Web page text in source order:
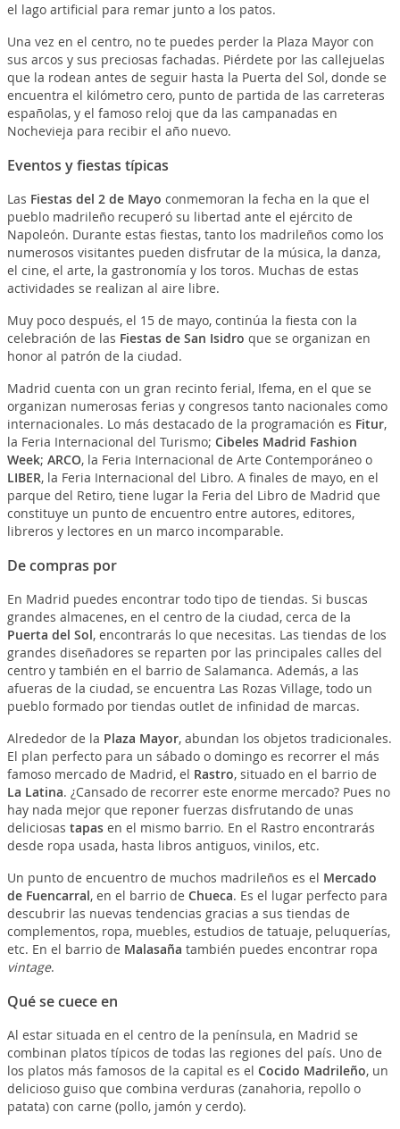
el lago artificial para remar junto a los patos.
Una vez en el centro, no te puedes perder la Plaza Mayor con
sus arcos y sus preciosas fachadas. Piérdete por las callejuelas
que la rodean antes de seguir hasta la Puerta del Sol, donde se
encuentra el kilómetro cero, punto de partida de las carreteras
españolas, y el famoso reloj que da las campanadas en
Nochevieja para recibir el año nuevo.
Eventos y fiestas típicas
Las Fiestas del 2 de Mayo conmemoran la fecha en la que el
pueblo madrileño recuperó su libertad ante el ejército de
Napoleón. Durante estas fiestas, tanto los madrileños como los
numerosos visitantes pueden disfrutar de la música, la danza,
el cine, el arte, la gastronomía y los toros. Muchas de estas
actividades se realizan al aire libre.
Muy poco después, el 15 de mayo, continúa la fiesta con la
celebración de las Fiestas de San Isidro que se organizan en
honor al patrón de la ciudad.
Madrid cuenta con un gran recinto ferial, Ifema, en el que se
organizan numerosas ferias y congresos tanto nacionales como
internacionales. Lo más destacado de la programación es Fitur,
la Feria Internacional del Turismo; Cibeles Madrid Fashion
Week; ARCO, la Feria Internacional de Arte Contemporáneo o
LIBER, la Feria Internacional del Libro. A finales de mayo, en el
parque del Retiro, tiene lugar la Feria del Libro de Madrid que
constituye un punto de encuentro entre autores, editores,
libreros y lectores en un marco incomparable.
De compras por
En Madrid puedes encontrar todo tipo de tiendas. Si buscas
grandes almacenes, en el centro de la ciudad, cerca de la
Puerta del Sol, encontrarás lo que necesitas. Las tiendas de los
grandes diseñadores se reparten por las principales calles del
centro y también en el barrio de Salamanca. Además, a las
afueras de la ciudad, se encuentra Las Rozas Village, todo un
pueblo formado por tiendas outlet de infinidad de marcas.
Alrededor de la Plaza Mayor, abundan los objetos tradicionales.
El plan perfecto para un sábado o domingo es recorrer el más
famoso mercado de Madrid, el Rastro, situado en el barrio de
La Latina. ¿Cansado de recorrer este enorme mercado? Pues no
hay nada mejor que reponer fuerzas disfrutando de unas
deliciosas tapasen el mismo barrio. En el Rastro encontrarás
desde ropa usada, hasta libros antiguos, vinilos, etc.
Un punto de encuentro de muchos madrileños es el Mercado
de Fuencarral, en el barrio de Chueca. Es el lugar perfecto para
descubrir las nuevas tendencias gracias a sus tiendas de
complementos, ropa, muebles, estudios de tatuaje, peluquerías,
etc. En el barrio de Malasaña también puedes encontrar ropa
vintage.
Qué se cuece en
Al estar situada en el centro de la península, en Madrid se
combinan platos típicos de todas las regiones del país. Uno de
los platos más famosos de la capital es el Cocido Madrileño, un
delicioso guiso que combina verduras (zanahoria, repollo o
patata) con carne (pollo, jamón y cerdo).